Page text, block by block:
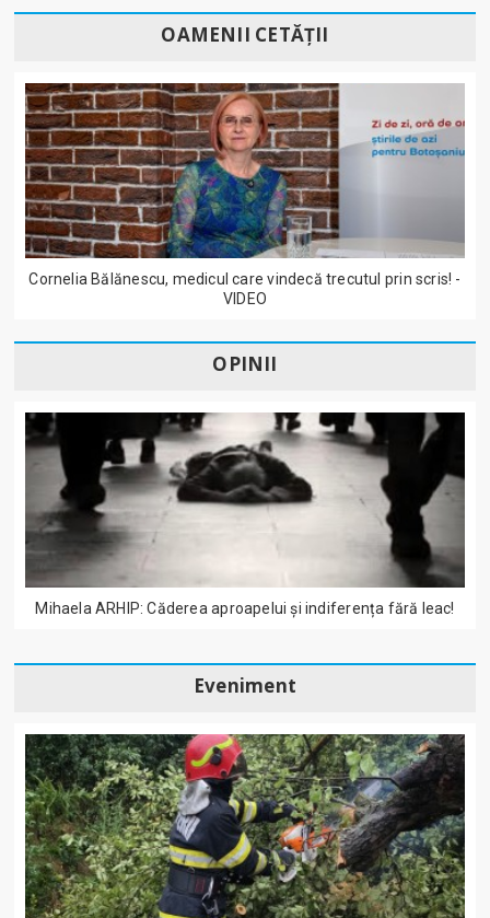
OAMENII CETĂȚII
Cornelia Bălănescu, medicul care vindecă trecutul prin scris! -
VIDEO
OPINII
Mihaela ARHIP: Căderea aproapelui și indiferența fără leac!
Eveniment